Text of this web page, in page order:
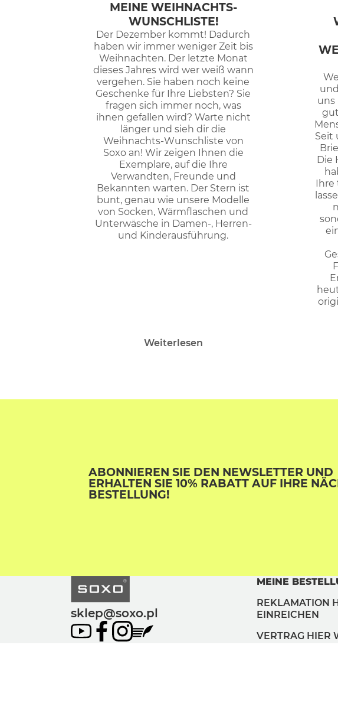
MEINE WEIHNACHTS-
WUNSCHLISTE!
Der Dezember kommt! Dadurch
haben wir immer weniger Zeit bis
Weihnachten. Der letzte Monat
dieses Jahres wird wer weiß wann
vergehen. Sie haben noch keine
Geschenke für Ihre Liebsten? Sie
fragen sich immer noch, was
ihnen gefallen wird? Warte nicht
länger und sieh dir die
Weihnachts-Wunschliste von
Soxo an! Wir zeigen Ihnen die
Exemplare, auf die Ihre
Verwandten, Freunde und
Bekannten warten. Der Stern ist
bunt, genau wie unsere Modelle
von Socken, Wärmflaschen und
Unterwäsche in Damen-, Herren-
und Kinderausführung.
Weiterlesen
uns
Seit
Die
ABONNIEREN SIE DEN NEWSLETTER UND
ERHALTEN SIE 10% RABATT AUF IHRE
BESTELLUNG!
sklep@soxo.pl
MEINE
REKLAMATION
EINREICHEN
VERTRAG HIER